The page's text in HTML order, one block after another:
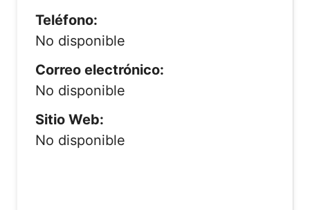
Teléfono:
No disponible
Correo electrónico:
No disponible
Sitio Web:
No disponible